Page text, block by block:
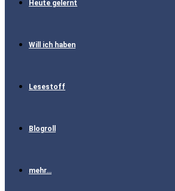
Heute gelernt
Will ich haben
Lesestoff
Blogroll
mehr…